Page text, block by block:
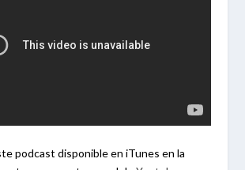
podcast disponible en iTunes en la